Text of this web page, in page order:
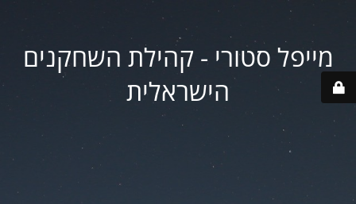
מייפל סטורי - קהילת השחקנים
הישראלית